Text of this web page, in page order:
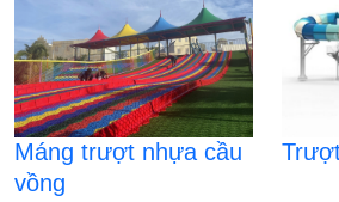
Máng trượt nhựa cầu
vồng